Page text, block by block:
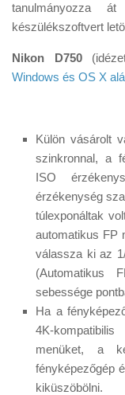
tanulmányozza
készülékszoftvert
Nikon D750
Windows és OS X
Külön vásárolt
szinkronnal, a
ISO
érzékenység
túlexponáltak
automatikus FP
válassza ki az
(Automatikus
sebessége
Ha a
4K-
menüket, a
fényképezőgép
kiküszöbölni.